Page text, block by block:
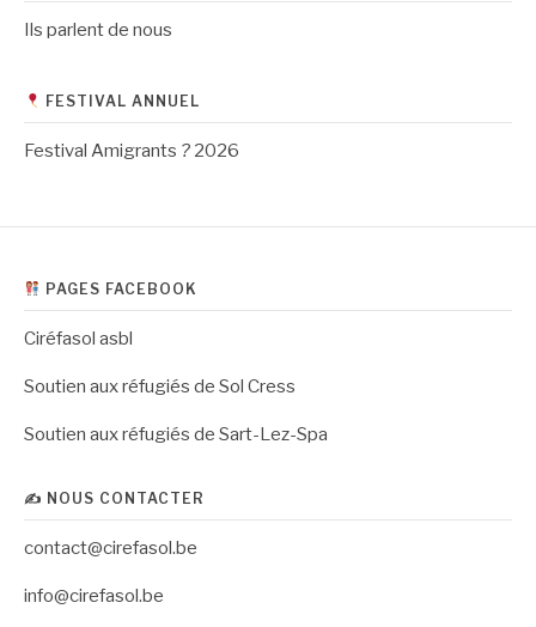
Ils parlent de nous
FESTIVAL ANNUEL
Festival Amigrants ? 2026
PAGES FACEBOOK
Ciréfasol asbl
Soutien aux réfugiés de Sol Cress
Soutien aux réfugiés de Sart-Lez-Spa
✍️ NOUS CONTACTER
contact@cirefasol.be
info@cirefasol.be